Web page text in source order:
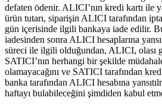
defaten ödenir. ALICI’nın kredi kartı ile
ürün tutarı, siparişin ALICI tarafından
gün içerisinde ilgili bankaya iade edilir.
iadesinden sonra ALICI hesaplarına
süreci ile ilgili olduğundan, ALICI, olası
SATICI’nın herhangi bir şekilde
olamayacağını ve SATICI tarafından
banka tarafından ALICI hesabına
haftayı bulabileceğini şimdiden kabul